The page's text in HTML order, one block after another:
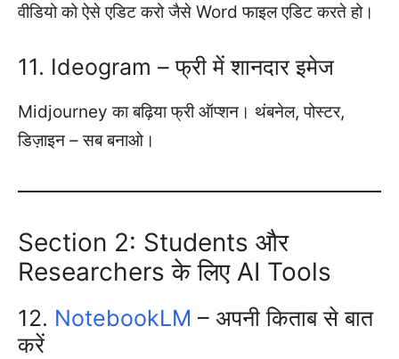
वीडियो को ऐसे एडिट करो जैसे Word फाइल एडिट करते हो।
11. Ideogram – फ्री में शानदार इमेज
Midjourney का बढ़िया फ्री ऑप्शन। थंबनेल, पोस्टर,
डिज़ाइन – सब बनाओ।
Section 2: Students और
Researchers के लिए AI Tools
12. NotebookLM – अपनी किताब से बात
करें